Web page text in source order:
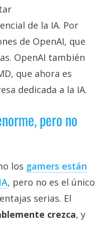
de la IA. Por
de OpenAI, que
OpenAI también
que ahora es
dedicada a la IA.
pero no
los gamers están
, pero no es el único
serias. El
crezca, y